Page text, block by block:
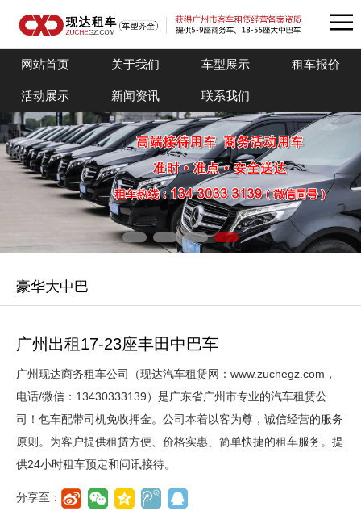
网站首页 关于我们 车型展示 租车报价
活动展示 新闻资讯 联系我们
豪华大中巴
广州出租17-23座丰田中巴车
广州现达商务租车公司（现达汽车租赁网：www.zuchegz.com，
电话/微信：13430333139）是广东省广州市专业的汽车租赁公
司！包车配带司机免收押金。公司本着以客为尊，诚信经营的服务
原则。为客户提供租赁方便、价格实惠、简单快捷的租车服务。提
供24小时租车预定和问讯接待。
分享至：